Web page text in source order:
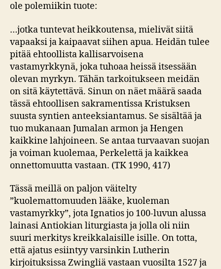
ole polemiikin tuote:
…jotka tuntevat heikkoutensa, mielivät siitä
vapaaksi ja kaipaavat siihen apua. Heidän tulee
pitää ehtoollista kallisarvoisena
vastamyrkkynä, joka tuhoaa heissä itsessään
olevan myrkyn. Tähän tarkoitukseen meidän
on sitä käytettävä. Sinun on näet määrä saada
tässä ehtoollisen sakramentissa Kristuksen
suusta syntien anteeksiantamus. Se sisältää ja
tuo mukanaan Jumalan armon ja Hengen
kaikkine lahjoineen. Se antaa turvaavan suojan
ja voiman kuolemaa, Perkelettä ja kaikkea
onnettomuutta vastaan. (TK 1990, 417)
Tässä meillä on paljon väitelty
”kuolemattomuuden lääke, kuoleman
vastamyrkky”, jota Ignatios jo 100-luvun alussa
lainasi Antiokian liturgiasta ja jolla oli niin
suuri merkitys kreikkalaisille isille. On totta,
että ajatus esiintyy varsinkin Lutherin
kirjoituksissa Zwingliä vastaan vuosilta 1527 ja